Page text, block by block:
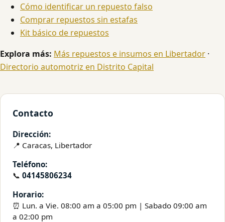
Cómo identificar un repuesto falso
Comprar repuestos sin estafas
Kit básico de repuestos
Explora más: Más repuestos e insumos en Libertador ·
Directorio automotriz en Distrito Capital
Contacto
Dirección:
📍 Caracas, Libertador
Teléfono:
📞 04145806234
Horario:
⏰ Lun. a Vie. 08:00 am a 05:00 pm | Sabado 09:00 am
a 02:00 pm